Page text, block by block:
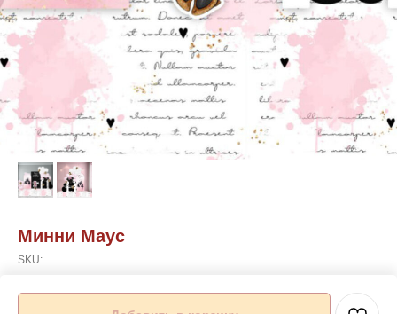
Минни Маус
SKU:
Подробности можете уточнить по телефону указанному на сайте